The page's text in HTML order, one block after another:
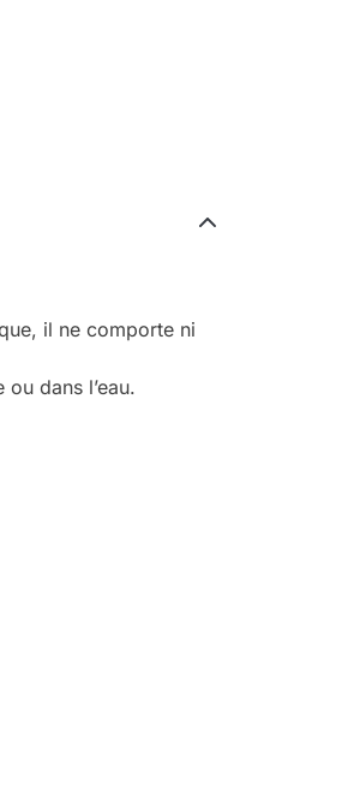
il ne comporte ni
dans l’eau.